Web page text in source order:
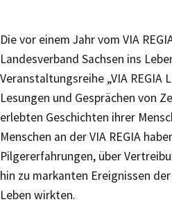
Die vor einem Jahr vom VIA
Landesverband Sachsen ins
Veranstaltungsreihe „VIA REGIA
Lesungen und Gesprächen von
erlebten Geschichten ihrer
Menschen an der VIA REGIA
Pilgererfahrungen, über
hin zu markanten Ereignissen
Leben wirkten.